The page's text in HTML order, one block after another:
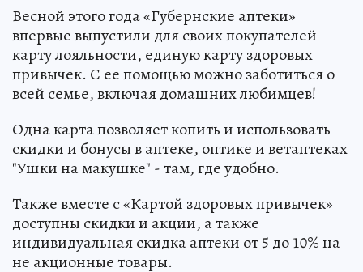
Весной этого года «Губернские аптеки»
впервые выпустили для своих покупателей
карту лояльности, единую карту здоровых
привычек. С ее помощью можно заботиться о
всей семье, включая домашних любимцев!
Одна карта позволяет копить и использовать
скидки и бонусы в аптеке, оптике и ветаптеках
"Ушки на макушке" - там, где удобно.
Также вместе с «Картой здоровых привычек»
доступны скидки и акции, а также
индивидуальная скидка аптеки от 5 до 10% на
не акционные товары.